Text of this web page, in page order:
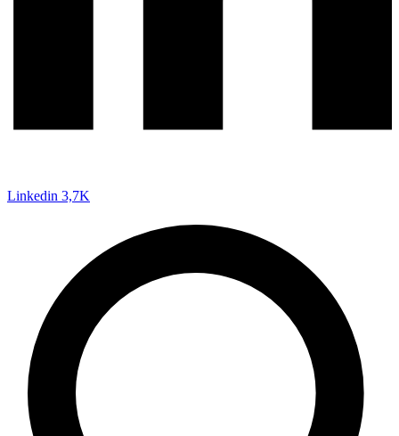
Linkedin 3,7K